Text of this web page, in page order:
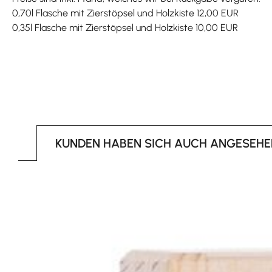
0,70l Flasche mit Zierstöpsel und Holzkiste 12,00 EUR
0,35l Flasche mit Zierstöpsel und Holzkiste 10,00 EUR
KUNDEN HABEN SICH AUCH